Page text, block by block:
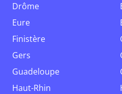
Drôme
Eure
Finistère
Gers
Guadeloupe
Haut-Rhin